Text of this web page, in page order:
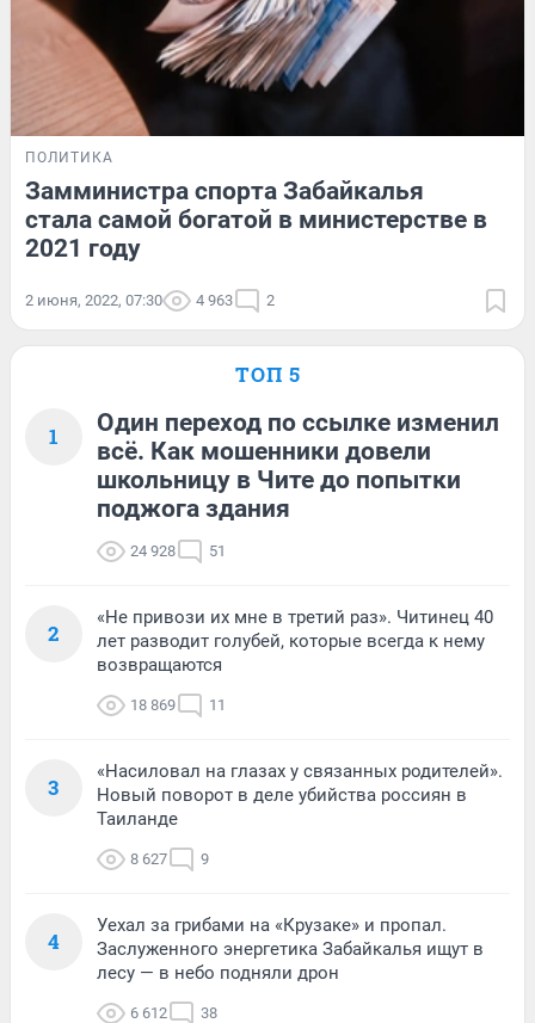
ПОЛИТИКА
Замминистра спорта Забайкалья
стала самой богатой в министерстве в
2021 году
2 июня, 2022, 07:30 4 963 2
ТОП 5
1
Один переход по ссылке изменил
всё. Как мошенники довели
школьницу в Чите до попытки
поджога здания
24 928 51
2
«Не привози их мне в третий раз». Читинец 40
лет разводит голубей, которые всегда к нему
возвращаются
18 869 11
3
«Насиловал на глазах у связанных родителей».
Новый поворот в деле убийства россиян в
Таиланде
8 627 9
4
Уехал за грибами на «Крузаке» и пропал.
Заслуженного энергетика Забайкалья ищут в
лесу — в небо подняли дрон
6 612 38